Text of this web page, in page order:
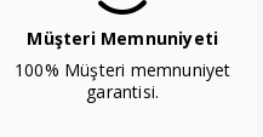
Müşteri Memnuniyeti
100% Müşteri memnuniyet
garantisi.